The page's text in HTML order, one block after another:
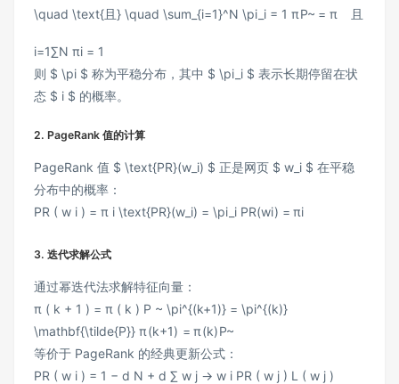
\quad \text{且} \quad \sum_{i=1}^N \pi_i = 1 πP~ = π 且
i=1∑N πi = 1
则 $ \pi $ 称为平稳分布，其中 $ \pi_i $ 表示长期停留在状
态 $ i $ 的概率。
2. PageRank 值的计算
PageRank 值 $ \text{PR}(w_i) $ 正是网页 $ w_i $ 在平稳
分布中的概率：
PR ( w i ) = π i \text{PR}(w_i) = \pi_i PR(wi) = πi
3. 迭代求解公式
通过幂迭代法求解特征向量：
π ( k + 1 ) = π ( k ) P ~ \pi^{(k+1)} = \pi^{(k)}
\mathbf{\tilde{P}} π(k+1) = π(k)P~
等价于 PageRank 的经典更新公式：
PR ( w i ) = 1 − d N + d ∑ w j → w i PR ( w j ) L ( w j )